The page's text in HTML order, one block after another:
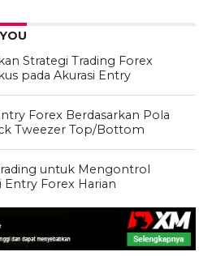
Strategi Trading Forex
pada Akurasi Entry
Forex Berdasarkan Pola
Tweezer Top/Bottom
untuk Mengontrol
Entry Forex Harian